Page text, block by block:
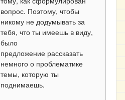
вопрос. Поэтому, чтобы
никому не додумывать за
тебя, что ты имеешь в виду,
было
предложение рассказать
немного о проблематике
темы, которую ты
поднимаешь.